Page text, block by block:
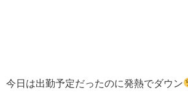
今日は出勤予定だったのに発熱でダウン